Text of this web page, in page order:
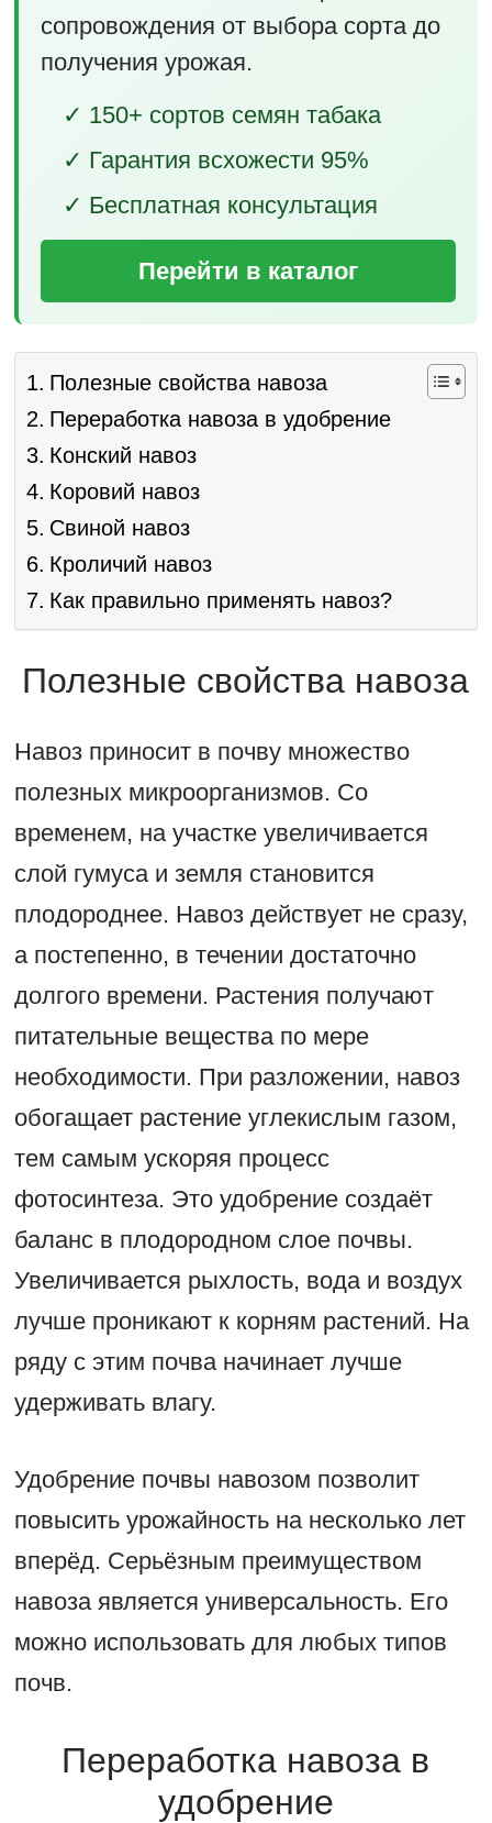
сопровождения от выбора сорта до
получения урожая.
✓ 150+ сортов семян табака
✓ Гарантия всхожести 95%
✓ Бесплатная консультация
Перейти в каталог
Полезные свойства навоза
Переработка навоза в удобрение
Конский навоз
Коровий навоз
Свиной навоз
Кроличий навоз
Как правильно применять навоз?
Полезные свойства навоза
Навоз приносит в почву множество
полезных микроорганизмов. Со
временем, на участке увеличивается
слой гумуса и земля становится
плодороднее. Навоз действует не сразу,
а постепенно, в течении достаточно
долгого времени. Растения получают
питательные вещества по мере
необходимости. При разложении, навоз
обогащает растение углекислым газом,
тем самым ускоряя процесс
фотосинтеза. Это удобрение создаёт
баланс в плодородном слое почвы.
Увеличивается рыхлость, вода и воздух
лучше проникают к корням растений. На
ряду с этим почва начинает лучше
удерживать влагу.
Удобрение почвы навозом позволит
повысить урожайность на несколько лет
вперёд. Серьёзным преимуществом
навоза является универсальность. Его
можно использовать для любых типов
почв.
Переработка навоза в
удобрение